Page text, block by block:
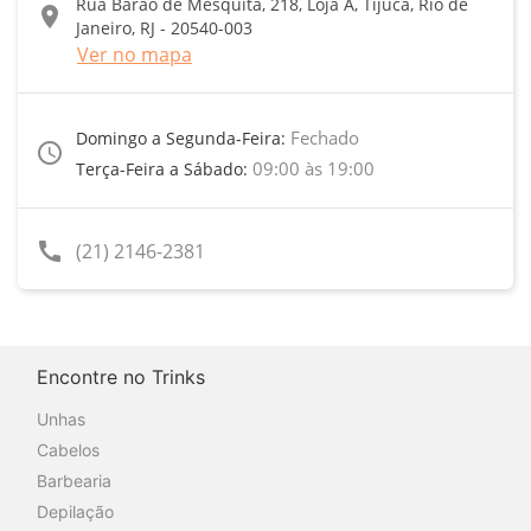
location_on
Janeiro, RJ - 20540-003
Ver no mapa
access_time
Domingo a Segunda-Feira: Fechado
Terça-Feira a Sábado: 09:00 às 19:00
call (21) 2146-2381
Encontre no Trinks
Unhas
Cabelos
Barbearia
Depilação